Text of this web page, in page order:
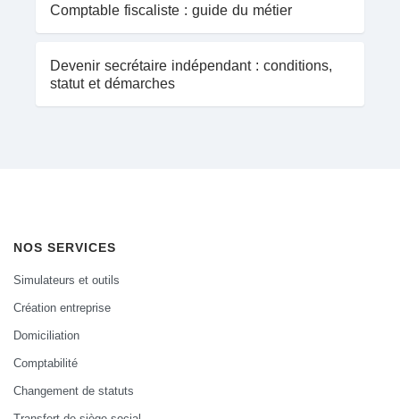
Comptable fiscaliste : guide du métier
Devenir secrétaire indépendant : conditions,
statut et démarches
NOS SERVICES
Simulateurs et outils
Création entreprise
Domiciliation
Comptabilité
Changement de statuts